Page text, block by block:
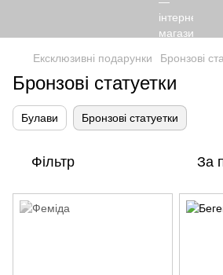
Ексклюзивні подарунки Бронзові
Бронзові статуетки
Булави Бронзові статуетки
Фільтр За